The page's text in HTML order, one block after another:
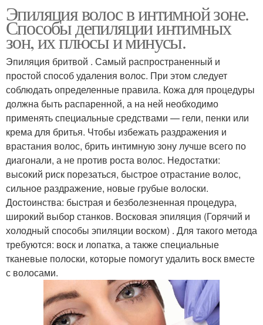
Эпиляция волос в интимной зоне.
Способы депиляции интимных
зон, их плюсы и минусы.
Эпиляция бритвой . Самый распространенный и
простой способ удаления волос. При этом следует
соблюдать определенные правила. Кожа для процедуры
должна быть распаренной, а на ней необходимо
применять специальные средствами — гели, пенки или
крема для бритья. Чтобы избежать раздражения и
врастания волос, брить интимную зону лучше всего по
диагонали, а не против роста волос. Недостатки:
высокий риск порезаться, быстрое отрастание волос,
сильное раздражение, новые грубые волоски.
Достоинства: быстрая и безболезненная процедура,
широкий выбор станков. Восковая эпиляция (Горячий и
холодный способы эпиляции воском) . Для такого метода
требуются: воск и лопатка, а также специальные
тканевые полоски, которые помогут удалить воск вместе
с волосами.